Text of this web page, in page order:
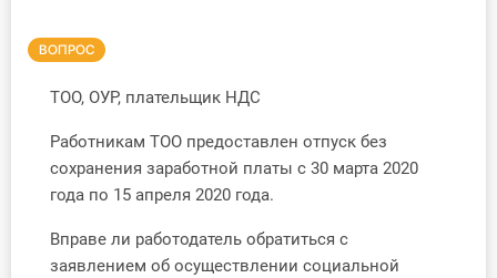
Инструменты
Вебинары
Справочник бухгалтера
Участник ВЭД
Практика ИП
ВОПРОС
ТОО, ОУР, плательщик НДС
Работникам ТОО предоставлен отпуск без
сохранения заработной платы с 30 марта 2020
года по 15 апреля 2020 года.
Вправе ли работодатель обратиться с
заявлением об осуществлении социальной